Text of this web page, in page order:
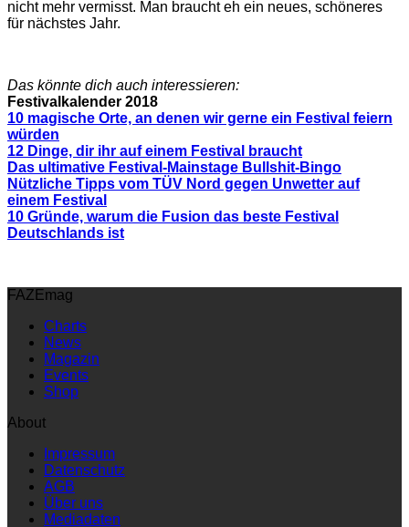
nicht mehr vermisst. Man braucht eh ein neues, schöneres
für nächstes Jahr.
Das könnte dich auch interessieren:
Festivalkalender 2018
10 magische Orte, an denen wir gerne ein Festival feiern
würden
12 Dinge, dir ihr auf einem Festival braucht
Das ultimative Festival-Mainstage Bullshit-Bingo
Nützliche Tipps vom TÜV Nord gegen Unwetter auf
einem Festival
10 Gründe, warum die Fusion das beste Festival
Deutschlands ist
FAZEmag
Charts
News
Magazin
Events
Shop
About
Impressum
Datenschutz
AGB
Über uns
Mediadaten